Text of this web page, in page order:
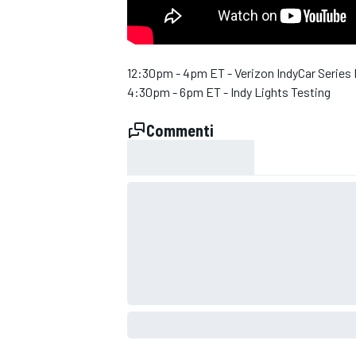
12:30pm - 4pm ET - Verizon IndyCar
4:30pm - 6pm ET - Indy Lights Testing
Commenti